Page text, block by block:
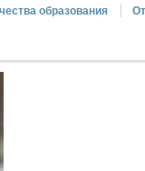
образования